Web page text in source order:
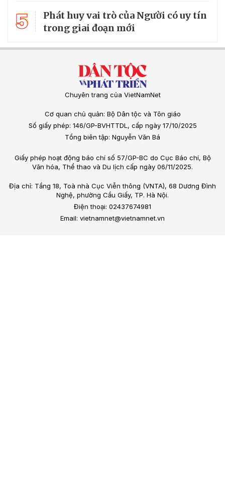
5
Phát huy vai trò của Người có uy tín
trong giai đoạn mới
Chuyên trang của VietNamNet
Cơ quan chủ quản: Bộ Dân tộc và Tôn giáo
Số giấy phép: 146/GP-BVHTTDL, cấp ngày 17/10/2025
Tổng biên tập: Nguyễn Văn Bá
Giấy phép hoạt động báo chí số 57/GP-BC do Cục Báo chí, Bộ
Văn hóa, Thể thao và Du lịch cấp ngày 06/11/2025.
Địa chỉ: Tầng 18, Toà nhà Cục Viễn thông (VNTA), 68 Dương Đình
Nghệ, phường Cầu Giấy, TP. Hà Nội.
Điện thoại: 02437674981
Email: vietnamnet@vietnamnet.vn